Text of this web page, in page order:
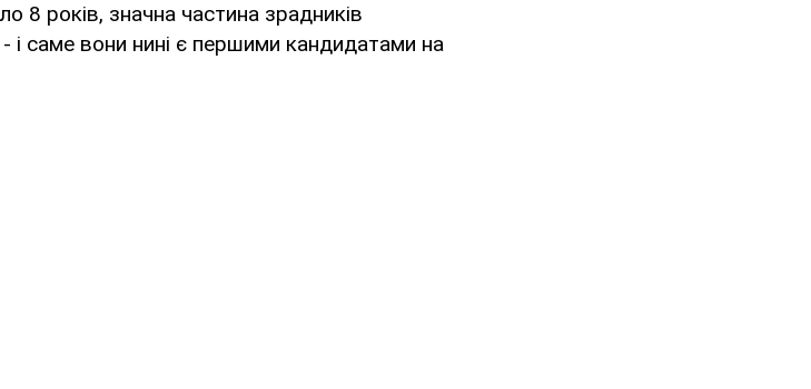
8 років, значна частина зрадників
- і саме вони нині є першими кандидатами на